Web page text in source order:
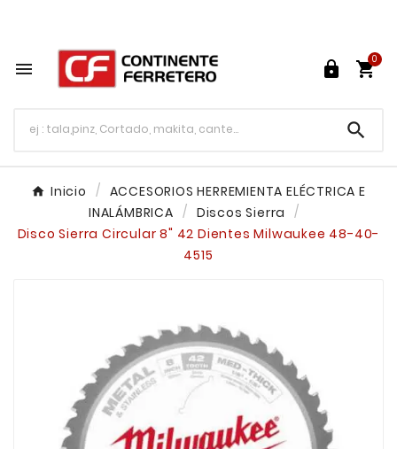
  
0

Inicio
ACCESORIOS HERREMIENTA ELÉCTRICA E
INALÁMBRICA
Discos Sierra
Disco Sierra Circular 8" 42 Dientes Milwaukee 48-40-
4515